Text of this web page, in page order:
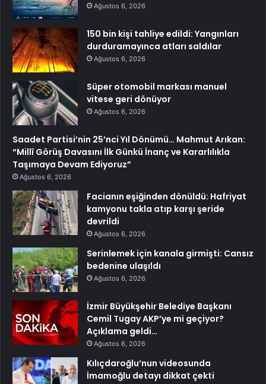
Ağustos 6, 2026
150 bin kişi tahliye edildi: Yangınları
durduramayınca atları saldılar
Ağustos 6, 2026
Süper otomobil markası manuel
vitese geri dönüyor
Ağustos 6, 2026
Saadet Partisi’nin 25’nci Yıl Dönümü… Mahmut Arıkan:
“Millî Görüş Davasını İlk Günkü İnanç ve Kararlılıkla
Taşımaya Devam Ediyoruz”
Ağustos 6, 2026
Facianın eşiğinden dönüldü: Hafriyat
kamyonu takla atıp karşı şeride
devrildi
Ağustos 6, 2026
Serinlemek için kanala girmişti: Cansız
bedenine ulaşıldı
Ağustos 6, 2026
İzmir Büyükşehir Belediye Başkanı
Cemil Tugay AKP’ye mi geçiyor?
Açıklama geldi…
Ağustos 6, 2026
Kılıçdaroğlu’nun videosunda
İmamoğlu detayı dikkat çekti